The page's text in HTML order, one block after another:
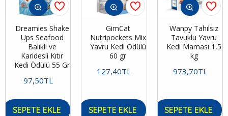
Dreamies Shake
Ups Seafood
Balıklı ve
Karidesli Kıtır
Kedi Ödülü 55 Gr
97,50TL
SEPETE EKLE
GimCat
Nutripockets Mix
Yavru Kedi Ödülü
60 gr
127,40TL
SEPETE EKLE
Wanpy Tahılsız
Tavuklu Yavru
Kedi Maması 1,5
kg
973,70TL
SEPETE EKLE